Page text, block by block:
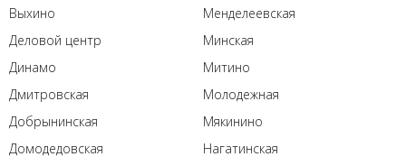
Выхино
Деловой центр
Динамо
Дмитровская
Добрынинская
Домодедовская
Менделеевская
Минская
Митино
Молодежная
Мякинино
Нагатинская